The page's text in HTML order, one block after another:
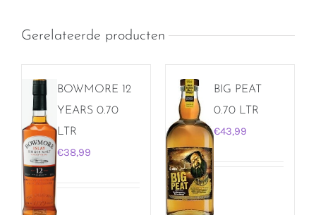
Gerelateerde producten
BOWMORE 12
YEARS 0.70
LTR
€38,99
BIG PEAT
0.70 LTR
€43,99